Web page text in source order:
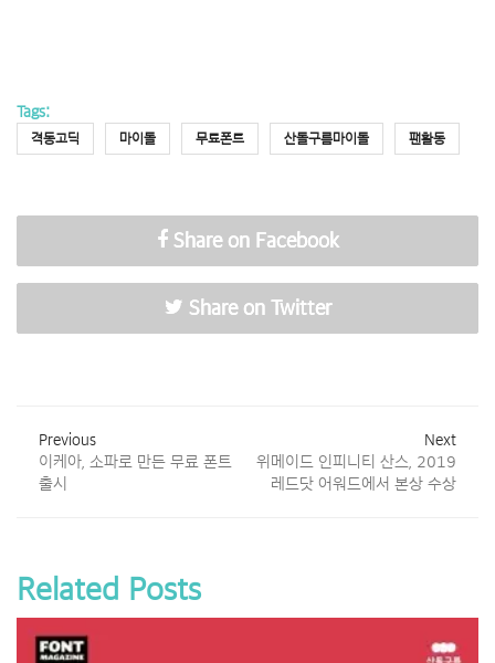
Tags:
격동고딕 마이돌 무료폰트 산돌구름마이돌 팬활동
Share on Facebook
Share on Twitter
Previous
이케아, 소파로 만든 무료 폰트
출시
Next
위메이드 인피니티 산스, 2019
레드닷 어워드에서 본상 수상
Related Posts